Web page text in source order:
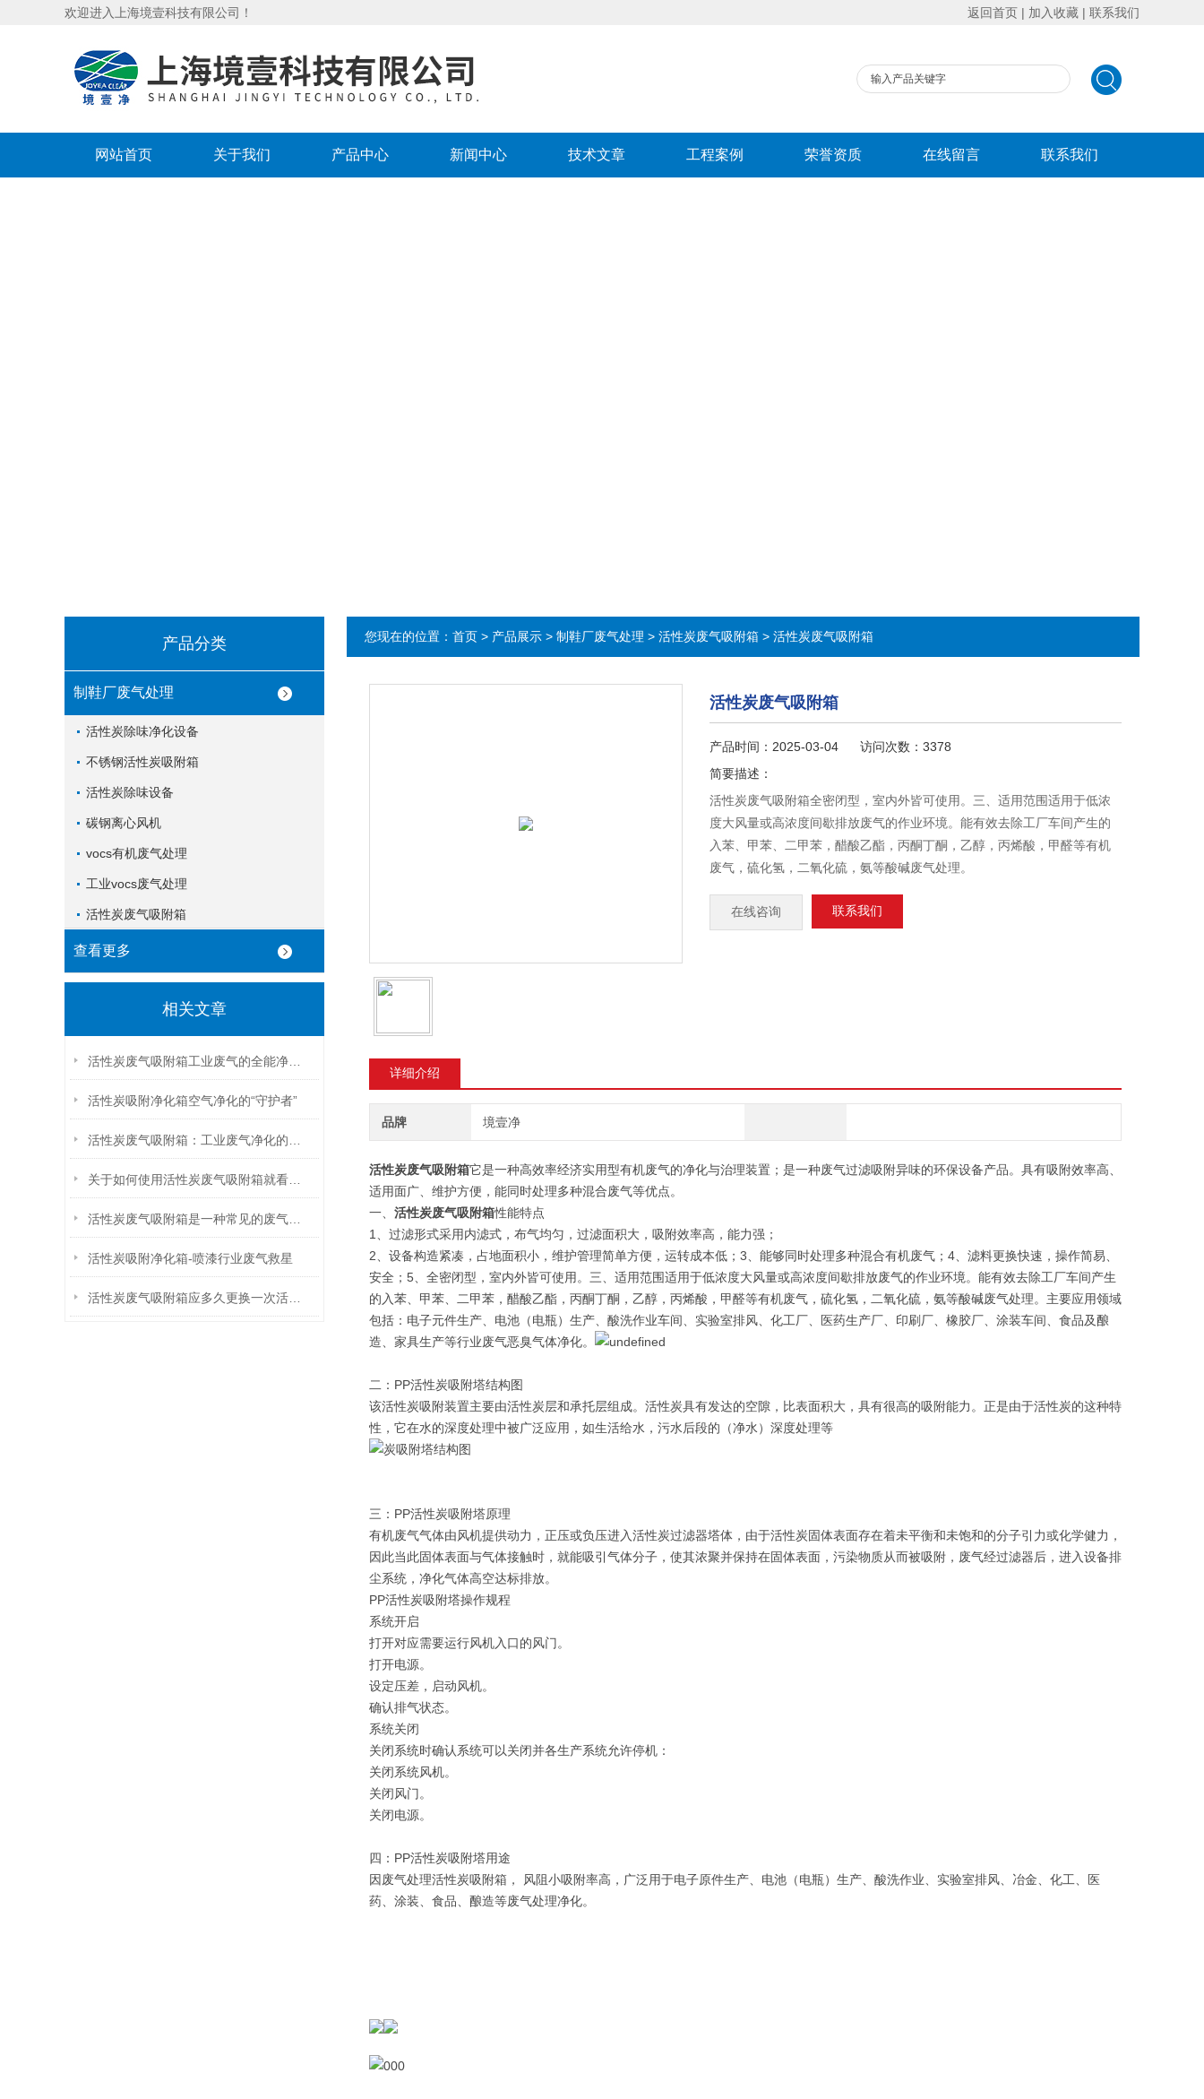
欢迎进入上海境壹科技有限公司！ 返回首页 | 加入收藏 | 联系我们
网站首页 关于我们 产品中心 新闻中心 技术文章 工程案例 荣誉资质 在线留言 联系我们
产品分类
制鞋厂废气处理
活性炭除味净化设备
不锈钢活性炭吸附箱
活性炭除味设备
碳钢离心风机
vocs有机废气处理
工业vocs废气处理
活性炭废气吸附箱
查看更多
相关文章
活性炭吸附净化箱空气净化的“守护者”
活性炭吸附净化箱-喷漆行业废气救星
您现在的位置： 首页 > 产品展示 > 制鞋厂废气处理 > 活性炭废气吸附箱 > 活性炭废气吸附箱
活性炭废气吸附箱
产品时间：2025-03-04 访问次数：3378
简要描述：
活性炭废气吸附箱全密闭型，室内外皆可使用。三、适用范围适用于低浓
度大风量或高浓度间歇排放废气的作业环境。能有效去除工厂车间产生的
入苯、甲苯、二甲苯，醋酸乙酯，丙酮丁酮，乙醇，丙烯酸，甲醛等有机
废气，硫化氢，二氧化硫，氨等酸碱废气处理。
在线咨询 联系我们
详细介绍
品牌 境壹净
活性炭废气吸附箱它是一种高效率经济实用型有机废气的净化与治理装置；是一种废气过滤吸附异味的环保设备产品。具有吸附效率高、
适用面广、维护方便，能同时处理多种混合废气等优点。
一、 活性炭废气吸附箱性能特点
1、过滤形式采用内滤式，布气均匀，过滤面积大，吸附效率高，能力强；
2、设备构造紧凑，占地面积小，维护管理简单方便，运转成本低；3、能够同时处理多种混合有机废气；4、滤料更换快速，操作简易、
安全；5、全密闭型，室内外皆可使用。三、适用范围适用于低浓度大风量或高浓度间歇排放废气的作业环境。能有效去除工厂车间产生
的入苯、甲苯、二甲苯，醋酸乙酯，丙酮丁酮，乙醇，丙烯酸，甲醛等有机废气，硫化氢，二氧化硫，氨等酸碱废气处理。主要应用领域
包括：电子元件生产、电池（电瓶）生产、酸洗作业车间、实验室排风、化工厂、医药生产厂、印刷厂、橡胶厂、涂装车间、食品及酿
造、家具生产等行业废气恶臭气体净化。
二：PP活性炭吸附塔结构图
该活性炭吸附装置主要由活性炭层和承托层组成。活性炭具有发达的空隙，比表面积大，具有很高的吸附能力。正是由于活性炭的这种特
性，它在水的深度处理中被广泛应用，如生活给水，污水后段的（净水）深度处理等
三：PP活性炭吸附塔原理
有机废气气体由风机提供动力，正压或负压进入活性炭过滤器塔体，由于活性炭固体表面存在着未平衡和未饱和的分子引力或化学健力，
因此当此固体表面与气体接触时，就能吸引气体分子，使其浓聚并保持在固体表面，污染物质从而被吸附，废气经过滤器后，进入设备排
尘系统，净化气体高空达标排放。
PP活性炭吸附塔操作规程
系统开启
打开对应需要运行风机入口的风门。
打开电源。
设定压差，启动风机。
确认排气状态。
系统关闭
关闭系统时确认系统可以关闭并各生产系统允许停机：
关闭系统风机。
关闭风门。
关闭电源。
四：PP活性炭吸附塔用途
因废气处理活性炭吸附箱， 风阻小吸附率高，广泛用于电子原件生产、电池（电瓶）生产、酸洗作业、实验室排风、冶金、化工、医
药、涂装、食品、酿造等废气处理净化。